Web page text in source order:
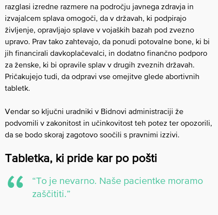
razglasi izredne razmere na področju javnega zdravja in
izvajalcem splava omogoči, da v državah, ki podpirajo
življenje, opravljajo splave v vojaških bazah pod zvezno
upravo. Prav tako zahtevajo, da ponudi potovalne bone, ki bi
jih financirali davkoplačevalci, in dodatno finančno podporo
za ženske, ki bi opravile splav v drugih zveznih državah.
Pričakujejo tudi, da odpravi vse omejitve glede abortivnih
tabletk.
Vendar so ključni uradniki v Bidnovi administraciji že
podvomili v zakonitost in učinkovitost teh potez ter opozorili,
da se bodo skoraj zagotovo soočili s pravnimi izzivi.
Tabletka, ki pride kar po pošti
“To je nevarno. Naše pacientke moramo
zaščititi.”